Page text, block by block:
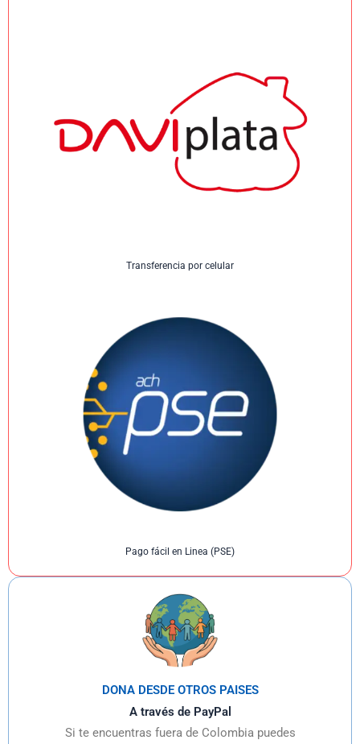
Transferencia por celular
Pago fácil en Linea (PSE)
DONA DESDE OTROS PAISES
A través de PayPal
Si te encuentras fuera de Colombia puedes